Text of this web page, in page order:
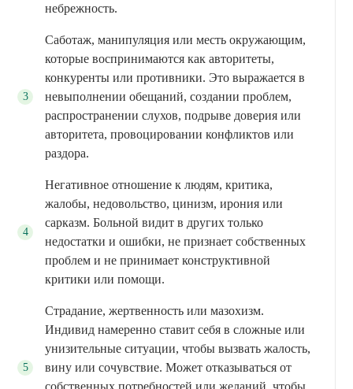
небрежность.
Саботаж, манипуляция или месть окружающим,
которые воспринимаются как авторитеты,
конкуренты или противники. Это выражается в
невыполнении обещаний, создании проблем,
распространении слухов, подрыве доверия или
авторитета, провоцировании конфликтов или
раздора.
Негативное отношение к людям, критика,
жалобы, недовольство, цинизм, ирония или
сарказм. Больной видит в других только
недостатки и ошибки, не признает собственных
проблем и не принимает конструктивной
критики или помощи.
Страдание, жертвенность или мазохизм.
Индивид намеренно ставит себя в сложные или
унизительные ситуации, чтобы вызвать жалость,
вину или сочувствие. Может отказываться от
собственных потребностей или желаний, чтобы